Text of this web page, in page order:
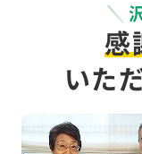
感
いた